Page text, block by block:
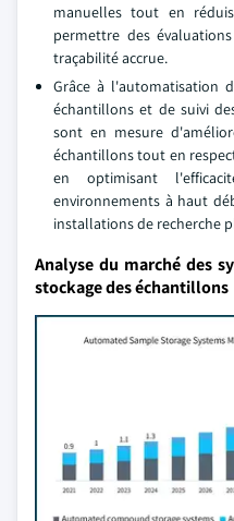
manuelles tout en
permettre des
traçabilité accrue.
Grâce à l'automatisation
échantillons et de suivi
sont en mesure
échantillons tout en
en optimisant
environnements à haut
installations de recherche
Analyse du marché des
stockage des échantillons